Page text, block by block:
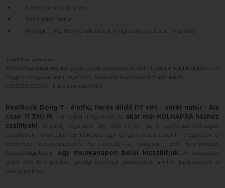
Latex mentes termék
Szín: sötét natúr
Anyaga: TPE (EU-rendeletnek megfelelő, phthalát-mentes).
Tisztítási javaslat:
Kímélő szappanos, langyos vízzel alaposan át kell mosni, majd leöblíteni és
hagyni megszáradni. Ajánlott: Speciális tisztítószer használata
(06302500000) - külön rendelhető
RealRock Dong 7 - élethű, herés dildó (17 cm) - sötét natúr - Ára
csak: 11 390 Ft. Rendeled meg most, és akár már HOLNAPRA házhoz
szállítjuk! Vásárolj legalább 24 990 Ft-ért és a szállítási költséget
átvállaljuk! Vibrációs termékekre egy év garanciát adunk! (részletek a
vásárlási feltételekben ) . Ne feledd, a raktáron lévő termékeket
futárszolgálattal egy munkanapon belül kiszállítjuk . A beszerzés
alatt álló termékeket, pedig azonnal postázzuk amint beérkeznek a
raktárunkba.